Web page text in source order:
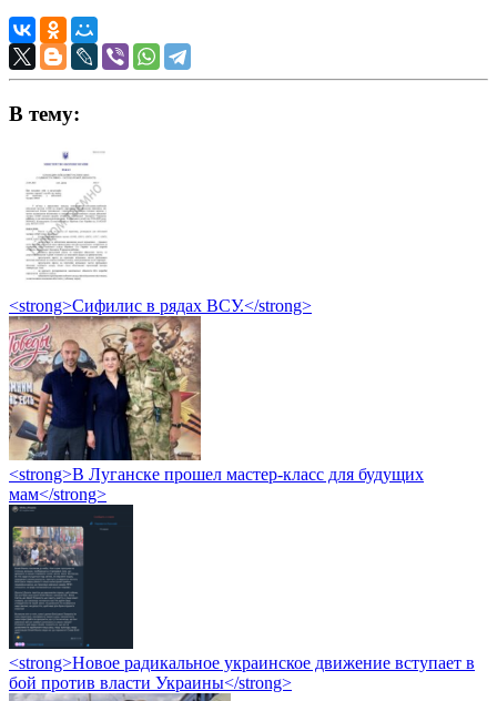
В тему:
<strong>Сифилис в рядах ВСУ.</strong>
<strong>В Луганске прошел мастер-класс для будущих
мам</strong>
<strong>Новое радикальное украинское движение вступает в
бой против власти Украины</strong>